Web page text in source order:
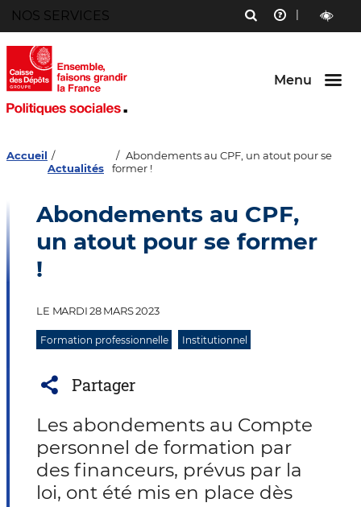
Aller au
contenu
Aller au
menu
Aller au
bouton
et
contraste
NOS SERVICES
Menu
RECHERCHE
AIDE
Menu
Accueil
Actualités
Abondements au CPF, un atout pour se
former !
Abondements au CPF,
un atout pour se former
!
LE MARDI 28 MARS 2023
Formation professionnelle Institutionnel
Partager
Les abondements au Compte
personnel de formation par
des financeurs, prévus par la
loi, ont été mis en place dès